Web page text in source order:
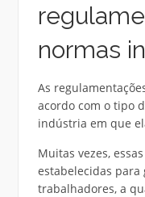
normas
As
acordo com o tipo
indústria em que
Muitas vezes,
estabelecidas para
trabalhadores, a